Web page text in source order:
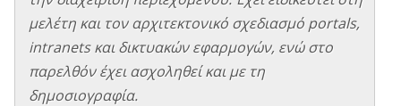
μελέτη και τον αρχιτεκτονικό σχεδιασμό portals,
intranets και δικτυακών εφαρμογών, ενώ στο
παρελθόν έχει ασχοληθεί και με τη
δημοσιογραφία.